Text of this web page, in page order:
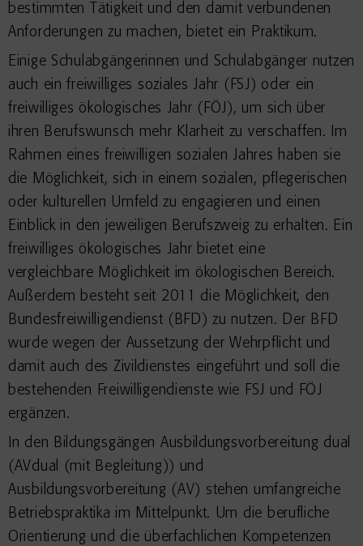
bestimmten Tätigkeit und den damit verbundenen
Anforderungen zu machen, bietet ein Praktikum.
Einige Schulabgängerinnen und Schulabgänger nutzen
auch ein freiwilliges soziales Jahr (FSJ) oder ein
freiwilliges ökologisches Jahr (FÖJ), um sich über
ihren Berufswunsch mehr Klarheit zu verschaffen. Im
Rahmen eines freiwilligen sozialen Jahres haben sie
die Möglichkeit, sich in einem sozialen, pflegerischen
oder kulturellen Umfeld zu engagieren und einen
Einblick in den jeweiligen Berufszweig zu erhalten. Ein
freiwilliges ökologisches Jahr bietet eine
vergleichbare Möglichkeit im ökologischen Bereich.
Außerdem besteht seit 2011 die Möglichkeit, den
Bundesfreiwilligendienst (BFD) zu nutzen. Der BFD
wurde wegen der Aussetzung der Wehrpflicht und
damit auch des Zivildienstes eingeführt und soll die
bestehenden Freiwilligendienste wie FSJ und FÖJ
ergänzen.
In den Bildungsgängen Ausbildungsvorbereitung dual
(AVdual (mit Begleitung)) und
Ausbildungsvorbereitung (AV) stehen umfangreiche
Betriebspraktika im Mittelpunkt. Um die berufliche
Orientierung und die überfachlichen Kompetenzen